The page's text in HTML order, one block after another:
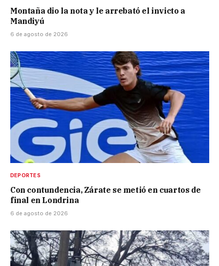
Montaña dio la nota y le arrebató el invicto a
Mandiyú
6 de agosto de 2026
DEPORTES
Con contundencia, Zárate se metió en cuartos de
final en Londrina
6 de agosto de 2026